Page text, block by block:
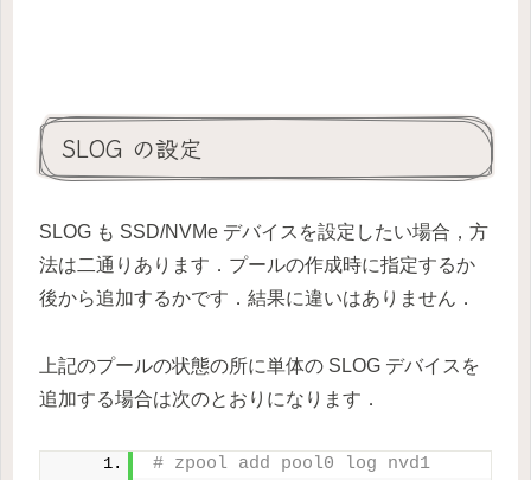
SLOG の設定
SLOG も SSD/NVMe デバイスを設定したい場合，方
法は二通りあります．プールの作成時に指定するか
後から追加するかです．結果に違いはありません．
上記のプールの状態の所に単体の SLOG デバイスを
追加する場合は次のとおりになります．
# zpool add pool0 log nvd1